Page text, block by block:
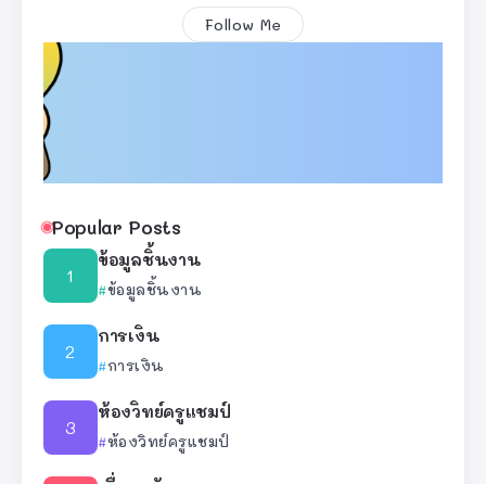
Follow Me
Popular Posts
ข้อมูลชิ้นงาน
ข้อมูลชิ้นงาน
การเงิน
การเงิน
ห้องวิทย์ครูแชมป์
ห้องวิทย์ครูแชมป์